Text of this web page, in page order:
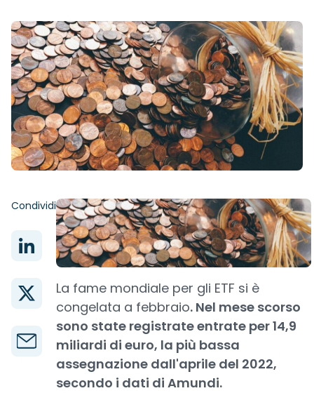
Condividi
La fame mondiale per gli ETF si è
congelata a febbraio. Nel mese scorso
sono state registrate entrate per 14,9
miliardi di euro, la più bassa
assegnazione dall'aprile del 2022,
secondo i dati di Amundi.